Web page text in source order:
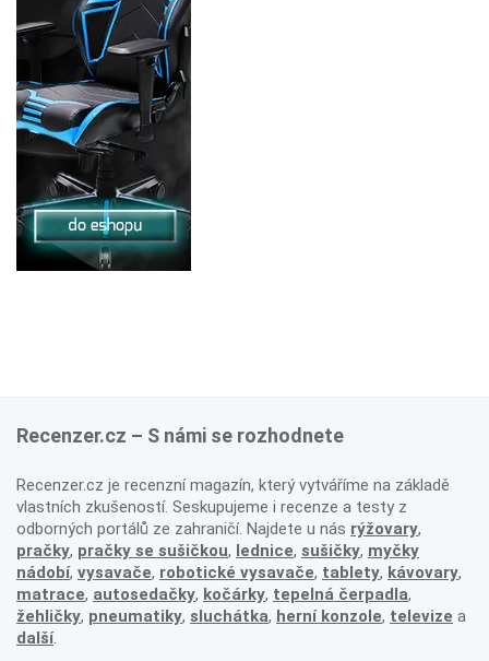
Recenzer.cz – S námi se rozhodnete
Recenzer.cz je recenzní magazín, který vytváříme na základě
vlastních zkušeností. Seskupujeme i recenze a testy z
odborných portálů ze zahraničí. Najdete u nás rýžovary,
pračky, pračky se sušičkou, lednice, sušičky, myčky
nádobí, vysavače, robotické vysavače, tablety, kávovary,
matrace, autosedačky, kočárky, tepelná čerpadla,
žehličky, pneumatiky, sluchátka, herní konzole, televize a
další.